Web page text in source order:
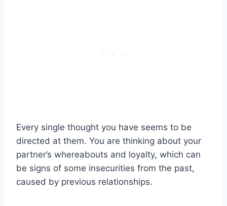
Every single thought you have seems to be
directed at them. You are thinking about your
partner’s whereabouts and loyalty, which can
be signs of some insecurities from the past,
caused by previous relationships.